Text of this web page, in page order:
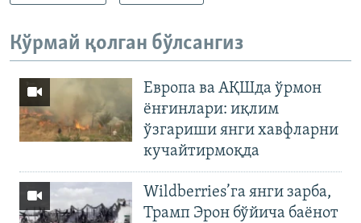
Кўрмай қолган бўлсангиз
Европа ва АҚШда ўрмон
ёнғинлари: иқлим
ўзгариши янги хавфларни
кучайтирмоқда
Wildberries’га янги зарба,
Трамп Эрон бўйича баёнот